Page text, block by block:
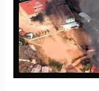
බෞද්ධ
ආරාමයක
28
ක්
මරුට